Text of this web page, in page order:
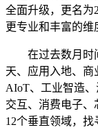
全面升级，更名为
更专业和丰富的维
在过去数月时间
天、应用入地、
AIoT、工业智造
交互、消费电子、
12个垂直领域，找